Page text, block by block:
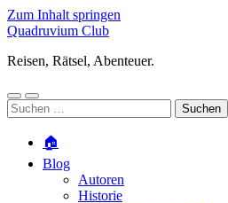
Zum Inhalt springen
Quadruvium Club
Reisen, Rätsel, Abenteuer.
Mobile-
Menü
Suchfeld
ein-/ausblenden
Suchen
nach:
🏠
Blog
Autoren
Historie